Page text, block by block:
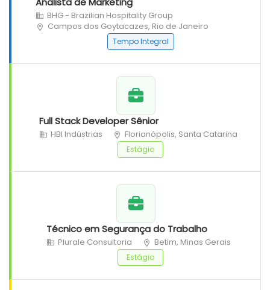
BHG - Brazilian Hospitality Group
Campos dos Goytacazes, Rio de Janeiro
Tempo Integral
Full Stack Developer Sênior
HBI Indústrias Florianópolis, Santa Catarina
Estágio
Técnico em Segurança do Trabalho
Plurale Consultoria Betim, Minas Gerais
Estágio